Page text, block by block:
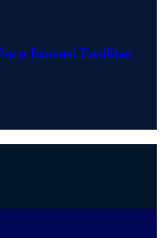
Inovasi Fasilitas